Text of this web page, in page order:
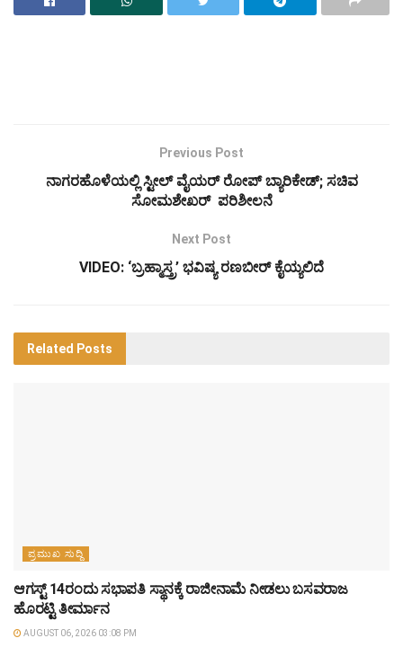
Previous Post
ನಾಗರಹೊಳೆಯಲ್ಲಿ ಸ್ಟೀಲ್ ವೈಯರ್ ರೋಪ್ ಬ್ಯಾರಿಕೇಡ್; ಸಚಿವ
ಸೋಮಶೇಖರ್ ಪರಿಶೀಲನೆ
Next Post
VIDEO: ‘ಬ್ರಹ್ಮಾಸ್ತ್ರ’ ಭವಿಷ್ಯ ರಣಬೀರ್ ಕೈಯ್ಯಲಿದೆ
Related Posts
ಪ್ರಮುಖ ಸುದ್ದಿ
ಆಗಸ್ಟ್‌ 14ರಂದು ಸಭಾಪತಿ ಸ್ಥಾನಕ್ಕೆ ರಾಜೀನಾಮೆ ನೀಡಲು ಬಸವರಾಜ
ಹೊರಟ್ಟಿ ತೀರ್ಮಾನ
AUGUST 06, 2026 03:08 PM